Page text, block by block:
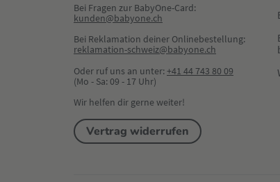
Bei Fragen zur BabyOne-Card:
kunden@babyone.ch
Bei Reklamation deiner Onlinebestellung:
reklamation-schweiz@babyone.ch
Oder ruf uns an unter:+41 44 743 80 09
(Mo - Sa: 09 - 17 Uhr)
Wir helfen dir gerne weiter!
Vertrag widerrufen